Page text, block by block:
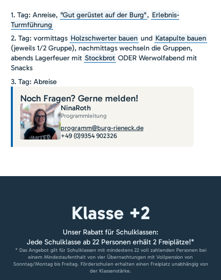
1. Tag: Anreise, "Gut gerüstet auf der Burg", Erlebnis-
Turmführung
2. Tag: vormittags Holzschwerter bauen und Katapulte bauen
(jeweils 1/2 Gruppe), nachmittags wechseln die Gruppen,
abends Lagerfeuer mit Stockbrot ODER Werwolfabend mit
Snacks
3. Tag: Abreise
Noch Fragen? Gerne melden!
NinaRoth
Programmleitung
programm@burg-rieneck.de
+49 (0)9354 902326
Klasse +2
Unser Rabatt für Schulklassen:
Jede Schulklasse ab 22 Personen erhält 2 Freiplätze!*
* Das Angebot gilt für Schulklassen mit mindestens 22 voll zahlenden Personen bei
einem Mindestaufenthalt von vier Übernachtungen mit Vollpension von
Sonntag/Montag bis Freitag. Förderschulen erhalten einen Freiplatz unabhängig von
der Klassenstärke.